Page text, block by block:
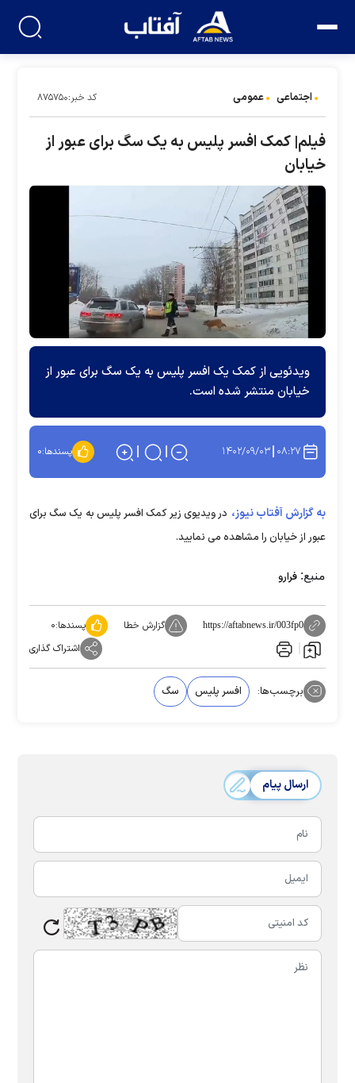
اجتماعی عمومی کد خبر:۸۷۵۷۵۰
فیلم| کمک افسر پلیس به یک سگ برای عبور از
خیابان
ویدئویی از کمک یک افسر پلیس به یک سگ برای عبور از
خیابان منتشر شده است.
۰۸:۲۷ ۱۴۰۲/۰۹/۰۳ پسندها:۰
به گزارش آفتاب نیوز، در ویدیوی زیر کمک افسر پلیس به یک سگ برای
عبور از خیابان را مشاهده می نمایید.
منبع: فرارو
https://aftabnews.ir/003fp0 گزارش خطا پسندها:۰
اشتراک گذاری
برچسب‌ها: افسر پلیس سگ
ارسال پیام